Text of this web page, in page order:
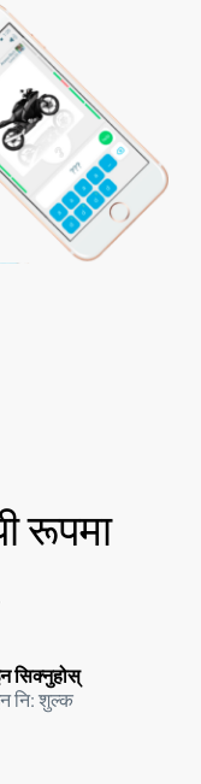
रूपमा
सिक्नुहोस्
नि: शुल्क